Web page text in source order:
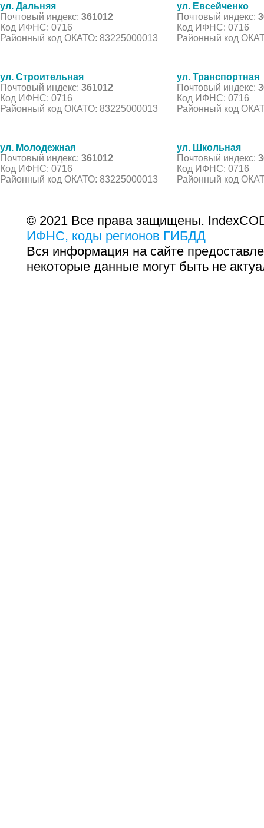
ул. Дальняя
Почтовый индекс: 361012
Код ИФНС: 0716
Районный код ОКАТО: 83225000013
ул. Евсейченко
Почтовый индекс:
Код ИФНС: 0716
Районный код
ул. Строительная
Почтовый индекс: 361012
Код ИФНС: 0716
Районный код ОКАТО: 83225000013
ул. Транспортная
Почтовый индекс:
Код ИФНС: 0716
Районный код
ул. Молодежная
Почтовый индекс: 361012
Код ИФНС: 0716
Районный код ОКАТО: 83225000013
ул. Школьная
Почтовый индекс:
Код ИФНС: 0716
Районный код
© 2021 Все права защищены.
ИФНС, коды регионов ГИБДД
Вся информация на сайте
некоторые данные могут быть не